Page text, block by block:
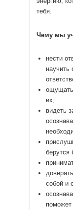
тебя.
Чему мы
нести
научить
их;
видеть
берутся
собой и
поможет